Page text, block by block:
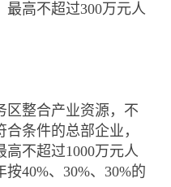
高不超过300万元人
整合产业资源，不
条件的总部企业，
不超过1000万元人
40%、30%、30%的